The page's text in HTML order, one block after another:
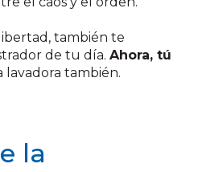
también te
de tu día. Ahora, tú
lavadora también.
la